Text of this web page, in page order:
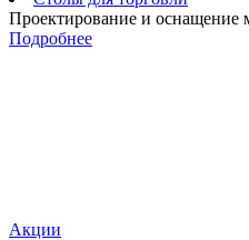
Проектирование и оснащение
Подробнее
Акции